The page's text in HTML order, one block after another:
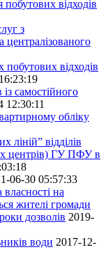
відходів
з
централізованого
побутових відходів
самостійного
12:30:11
обліку
ліній” відділів
центрів) ГУ ПФУ в
06-30 05:57:33
на
жителі громади
дозволів 2019-
води 2017-12-